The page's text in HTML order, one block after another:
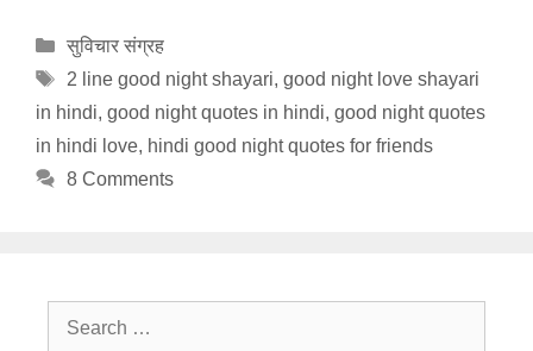
Categories
सुविचार संग्रह
Tags
2 line good night shayari, good night love shayari
in hindi, good night quotes in hindi, good night quotes
in hindi love, hindi good night quotes for friends
8 Comments
Search